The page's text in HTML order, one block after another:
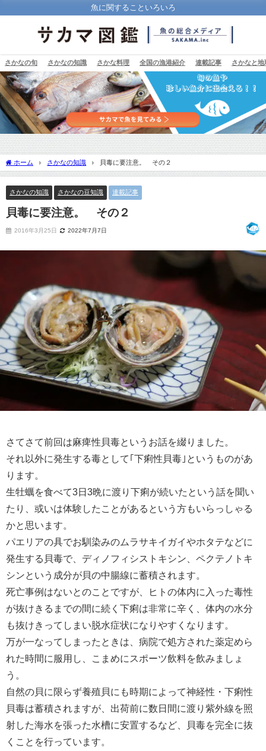
魚に関することいろいろ
さかなの旬 さかなの知識 さかな料理 全国の漁港紹介 連載記事 さかなと地
ホーム さかなの知識 貝毒に要注意。 その２
さかなの知識 さかなの豆知識 連載記事
貝毒に要注意。 その２
2016年3月25日 2022年7月7日
さてさて前回は麻痺性貝毒というお話を綴りました。
それ以外に発生する毒として｢下痢性貝毒｣というものがあ
ります。
生牡蠣を食べて3日3晩に渡り下痢が続いたという話を聞い
たり、或いは体験したことがあるという方もいらっしゃる
かと思います。
パエリアの具でお馴染みのムラサキイガイやホタテなどに
発生する貝毒で、ディノフィシストキシン、ペクテノトキ
シンという成分が貝の中腸線に蓄積されます。
死亡事例はないとのことですが、ヒトの体内に入った毒性
が抜けきるまでの間に続く下痢は非常に辛く、体内の水分
も抜けきってしまい脱水症状になりやすくなります。
万が一なってしまったときは、病院で処方された薬定めら
れた時間に服用し、こまめにスポーツ飲料を飲みましょ
う。
自然の貝に限らず養殖貝にも時期によって神経性・下痢性
貝毒は蓄積されますが、出荷前に数日間に渡り紫外線を照
射した海水を張った水槽に安置するなど、貝毒を完全に抜
くことを行っています。